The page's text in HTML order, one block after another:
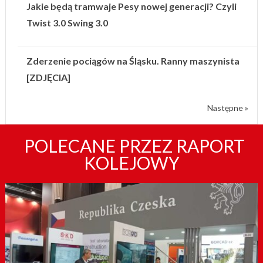
Jakie będą tramwaje Pesy nowej generacji? Czyli
Twist 3.0 Swing 3.0
Zderzenie pociągów na Śląsku. Ranny maszynista
[ZDJĘCIA]
Następne »
POLECANE PRZEZ RAPORT
KOLEJOWY